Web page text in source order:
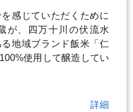
感じていただくために
が、四万十川の伏流水
地域ブランド飯米「仁
使用して醸造してい
詳細